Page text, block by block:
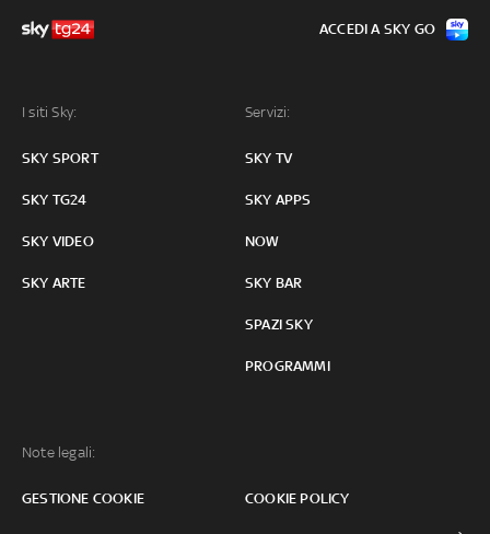
I siti Sky:
SKY SPORT
SKY TG24
SKY VIDEO
SKY ARTE
Servizi:
SKY TV
SKY APPS
NOW
SKY BAR
SPAZI SKY
PROGRAMMI
Note legali:
GESTIONE COOKIE COOKIE POLICY
ACCEDI A SKY GO